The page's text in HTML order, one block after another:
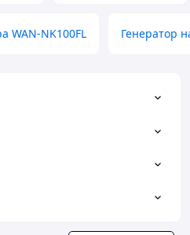
WAN-NK100FL Генератор